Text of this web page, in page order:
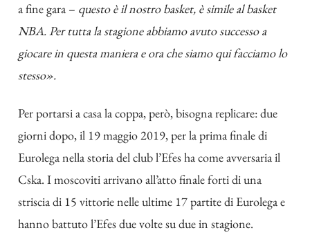
a fine gara – questo è il nostro basket, è simile al basket
NBA. Per tutta la stagione abbiamo avuto successo a
giocare in questa maniera e ora che siamo qui facciamo lo
stesso».
Per portarsi a casa la coppa, però, bisogna replicare: due
giorni dopo, il 19 maggio 2019, per la prima finale di
Eurolega nella storia del club l’Efes ha come avversaria il
Cska. I moscoviti arrivano all’atto finale forti di una
striscia di 15 vittorie nelle ultime 17 partite di Eurolega e
hanno battuto l’Efes due volte su due in stagione.